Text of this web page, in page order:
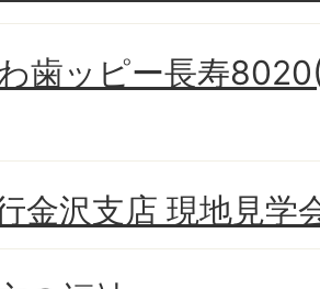
歯ッピー長寿
金沢支店 現地見学